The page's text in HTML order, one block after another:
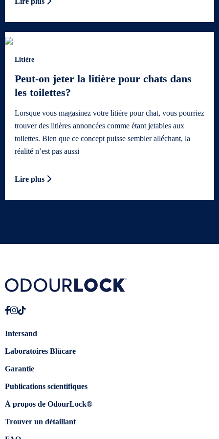
Litière
Peut-on jeter la litière pour chats dans
les toilettes?
Lorsque vous magasinez votre litière pour chat, vous pourriez
trouver des litières annoncées comme étant jetables aux
toilettes. Bien que ce concept puisse sembler alléchant, la
réalité n’est pas aussi
Lire plus
Intersand
Laboratoires Blücare
Garantie
Publications scientifiques
À propos de OdourLock®
Trouver un détaillant